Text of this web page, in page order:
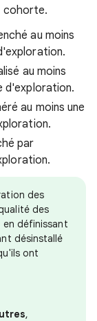
cohorte.
au moins
au moins
d'exploration.
au moins une
par
des
des
définissant
désinstallé
ont
,